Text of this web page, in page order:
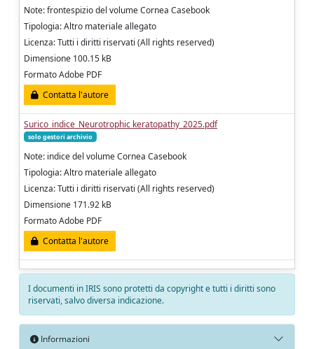
Note: frontespizio del volume Cornea Casebook
Tipologia: Altro materiale allegato
Licenza: Tutti i diritti riservati (All rights reserved)
Dimensione 100.15 kB
Formato Adobe PDF
Contatta l'autore
Surico_indice_Neurotrophic keratopathy_2025.pdf
solo gestori archivio
Note: indice del volume Cornea Casebook
Tipologia: Altro materiale allegato
Licenza: Tutti i diritti riservati (All rights reserved)
Dimensione 171.92 kB
Formato Adobe PDF
Contatta l'autore
I documenti in IRIS sono protetti da copyright e tutti i diritti sono
riservati, salvo diversa indicazione.
Informazioni